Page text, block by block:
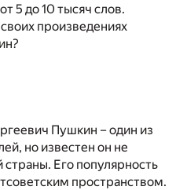
5 до 10 тысяч слов.
произведениях
Пушкин – один из
но известен он не
Его популярность
пространством.